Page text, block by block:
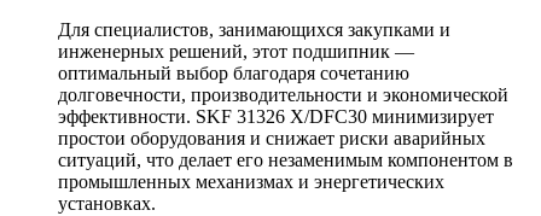
Для специалистов, занимающихся закупками и
инженерных решений, этот подшипник —
оптимальный выбор благодаря сочетанию
долговечности, производительности и экономической
эффективности. SKF 31326 X/DFC30 минимизирует
простои оборудования и снижает риски аварийных
ситуаций, что делает его незаменимым компонентом в
промышленных механизмах и энергетических
установках.